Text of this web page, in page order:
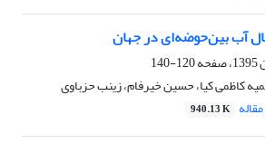
‌آب بین‌حوضه‌ای در جهان
120-140
کاظمی کیا، حسین خیرفام، زینب حزباوی
940.13 K